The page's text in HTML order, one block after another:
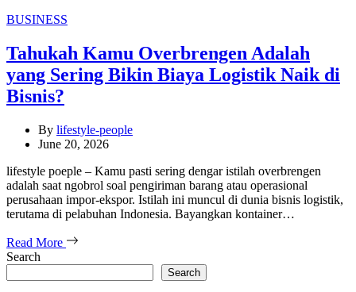
Categories
BUSINESS
Tahukah Kamu Overbrengen Adalah
yang Sering Bikin Biaya Logistik Naik di
Bisnis?
By lifestyle-people
June 20, 2026
lifestyle poeple – Kamu pasti sering dengar istilah overbrengen
adalah saat ngobrol soal pengiriman barang atau operasional
perusahaan impor-ekspor. Istilah ini muncul di dunia bisnis logistik,
terutama di pelabuhan Indonesia. Bayangkan kontainer…
Read More
Search
Search